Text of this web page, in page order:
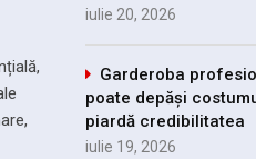
iulie 20, 2026
Garderoba
poate depăși
piardă credibilitatea
iulie 19, 2026